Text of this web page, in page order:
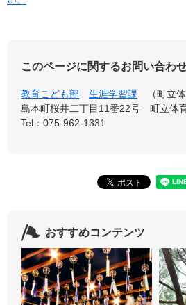
このページに関するお問い合わ
教育こども部 生涯学習課
町立
島本町桜井二丁目11番22号 町立体
Tel：075-962-1331
おすすめコンテンツ